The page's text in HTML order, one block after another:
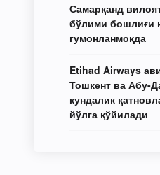
Самарқанд
бўлими бошлиғи
гумонланмоқда
Etihad Airways
Тошкент ва Абу-
кундалик
йўлга қўйилади